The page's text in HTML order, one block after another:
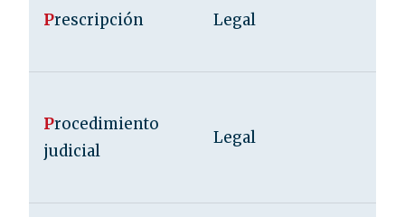
Prescripción Legal
Procedimiento
judicial
Legal